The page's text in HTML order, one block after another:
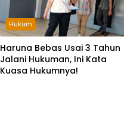
Hukum
Haruna Bebas Usai 3 Tahun
Jalani Hukuman, Ini Kata
Kuasa Hukumnya!